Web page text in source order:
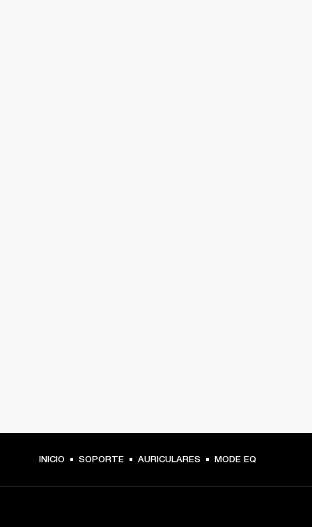
INICIO SOPORTE AURICULARES MODE EQ